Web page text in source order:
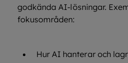
godkända AI-lösningar.
fokusområden:
Hur AI hanterar och